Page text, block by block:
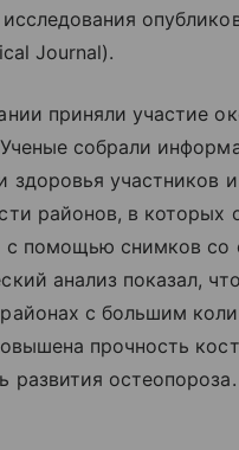
исследования
Journal).
приняли участие
собрали
здоровья участников
районов, в которых
с помощью снимков со
анализ показал,
с большим
прочность
развития остеопороза.